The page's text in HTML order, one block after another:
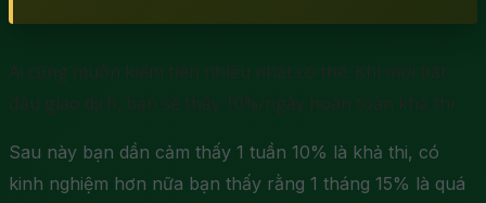
Ai cũng muốn kiếm tiền nhiều nhất có thể. Khi mới bắt
đầu giao dịch, bạn sẽ thấy 10%/ngày hoàn toàn khả thi.
Sau này bạn dần cảm thấy 1 tuần 10% là khả thi, có
kinh nghiệm hơn nữa bạn thấy rằng 1 tháng 15% là quá